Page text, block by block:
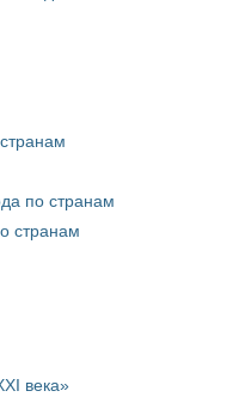
по странам
странам
века»